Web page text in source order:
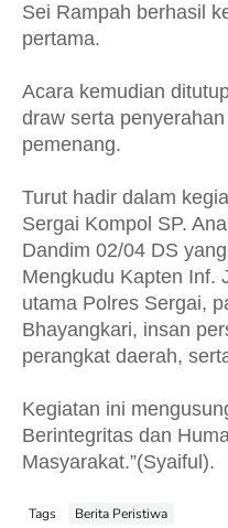
Sei Rampah berhasil
pertama.
Acara kemudian
draw serta
pemenang.
Turut hadir dalam
Sergai Kompol SP.
Dandim 02/04 DS
Mengkudu Kapten Inf.
utama Polres Sergai,
Bhayangkari, insan
perangkat daerah,
Kegiatan ini
Berintegritas dan
Masyarakat.”(Syaiful).
Tags Berita Peristiwa